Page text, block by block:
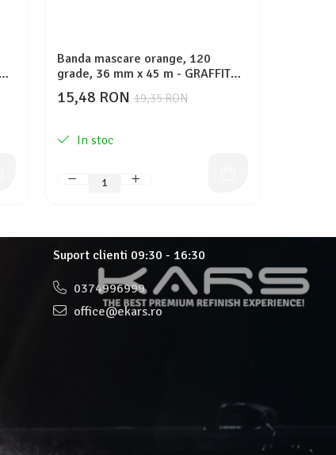
Banda mascare orange, 120
grade, 36 mm x 45 m - GRAFFIT
AUTO
19,35 RON
15,48 RON
In stoc
Suport clienti 09:30 - 16:30
0374996999
office@ekars.ro